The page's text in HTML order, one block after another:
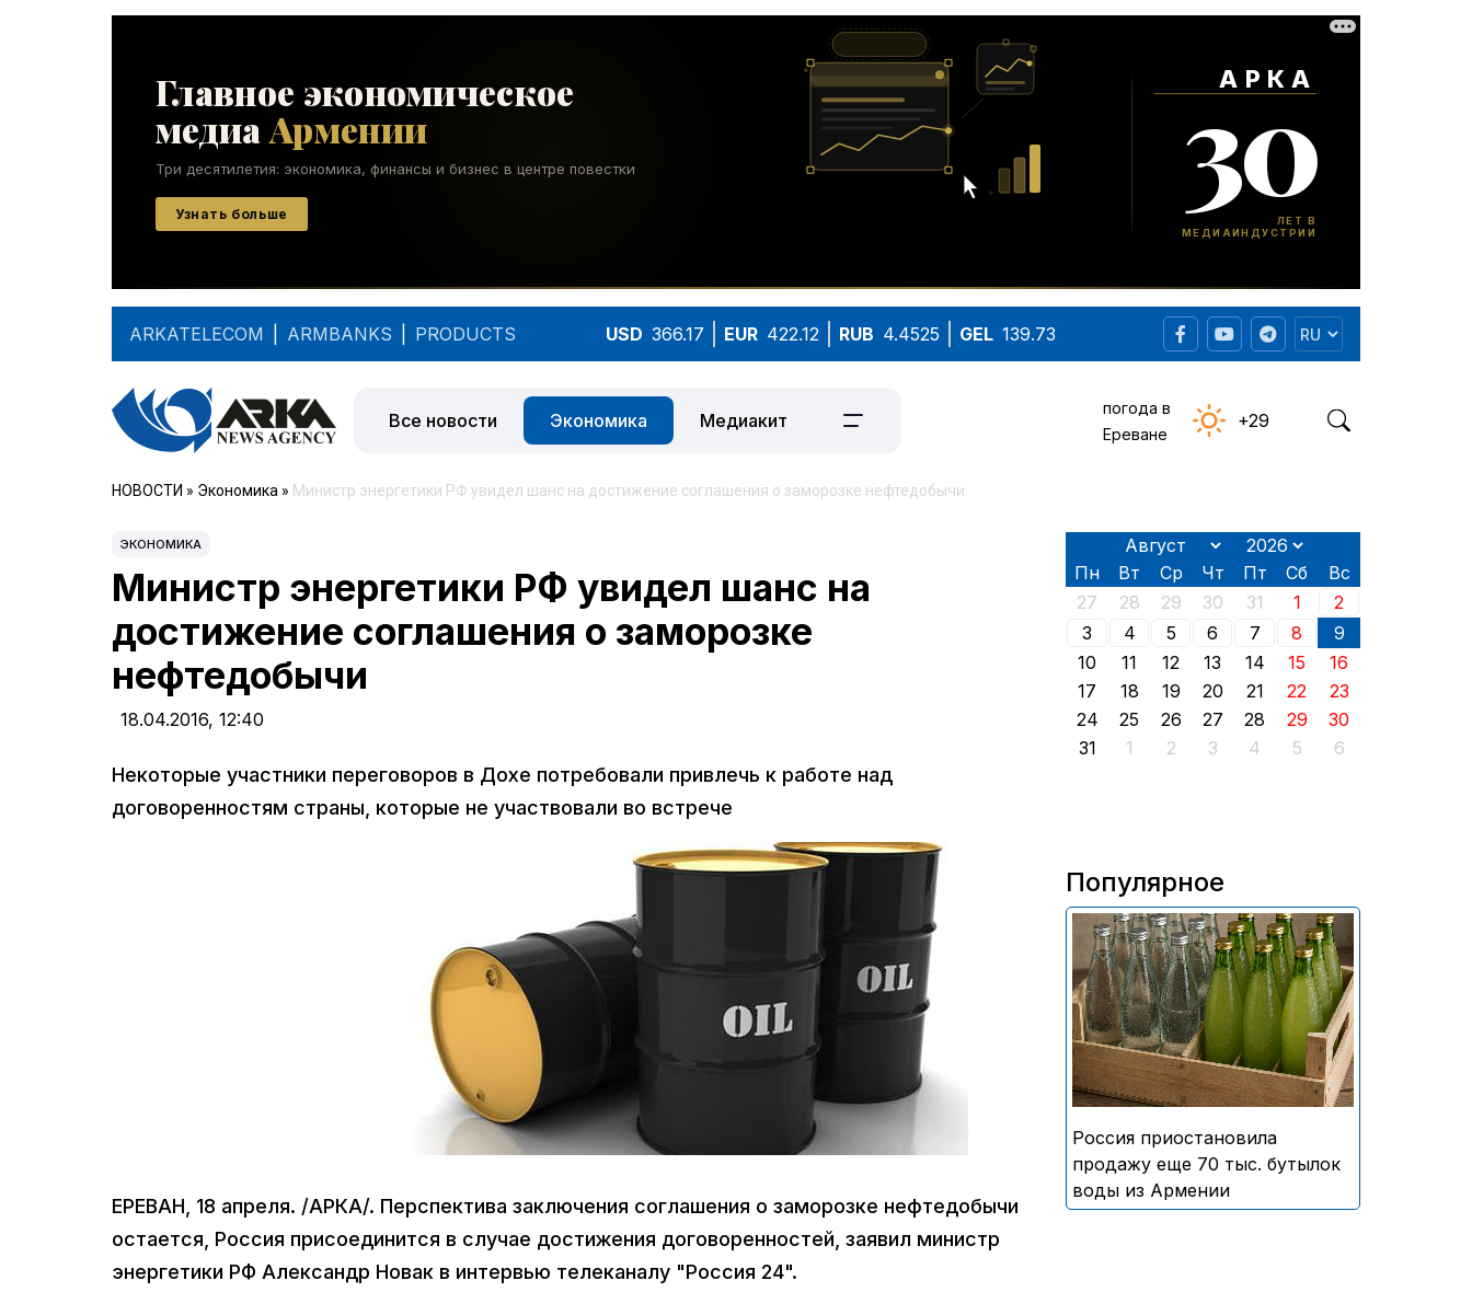
ARKATELECOM ARMBANKS PRODUCTS USD 366.17 EUR 422.12 RUB 4.4525 GEL 139.73
Все новости Экономика Медиакит
погода в
Ереване
+29
НОВОСТИ » Экономика » Министр энергетики РФ увидел шанс на достижение соглашения о заморозке нефтедобычи
ЭКОНОМИКА
Министр энергетики РФ увидел шанс на
достижение соглашения о заморозке
нефтедобычи
18.04.2016, 12:40
Некоторые участники переговоров в Дохе потребовали привлечь к работе над
договоренностям страны, которые не участвовали во встрече
ЕРЕВАН, 18 апреля. /АРКА/. Перспектива заключения соглашения о заморозке нефтедобычи
остается, Россия присоединится в случае достижения договоренностей, заявил министр
энергетики РФ Александр Новак в интервью телеканалу "Россия 24".
Пн Вт Ср Чт Пт Сб
Вс
27
28 29 30 31 1
2
3
4 5 6 7 8
9
10
11 12 13 14 15
16
17
18 19 20 21 22
23
24
25 26 27 28 29
30
31
1 2 3 4 5 6
Популярное
В России приостановили
продажу более 70 тыс.
бутылок питьевой воды и
безалкогольных напитков
армянского производства
Россия приостановила
продажу еще 70 тыс. бутылок
воды из Армении